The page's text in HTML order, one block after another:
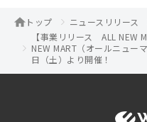
トップ ニュースリリース
【事業リリース ALL NEW
NEW MART（オールニュー
日（土）より開催！